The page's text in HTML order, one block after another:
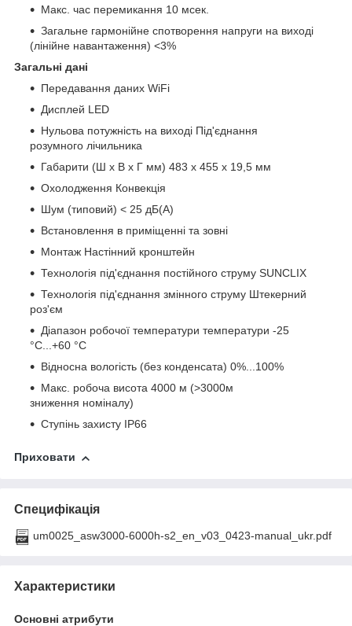
Макс. час перемикання 10 мсек.
Загальне гармонійне спотворення напруги на виході
(лінійне навантаження) <3%
Загальні дані
Передавання даних WiFi
Дисплей LED
Нульова потужність на виході Під'єднання
розумного лічильника
Габарити (Ш х В х Г мм) 483 х 455 х 19,5 мм
Охолодження Конвекція
Шум (типовий) < 25 дБ(А)
Встановлення в приміщенні та зовні
Монтаж Настінний кронштейн
Технологія під'єднання постійного струму SUNCLIX
Технологія під'єднання змінного струму Штекерний
роз'єм
Діапазон робочої температури температури -25
°C...+60 °C
Відносна вологість (без конденсата) 0%...100%
Макс. робоча висота 4000 м (>3000м
зниження номіналу)
Ступінь захисту ІР66
Приховати
Специфікація
um0025_asw3000-6000h-s2_en_v03_0423-manual_ukr.pdf
Характеристики
Основні атрибути